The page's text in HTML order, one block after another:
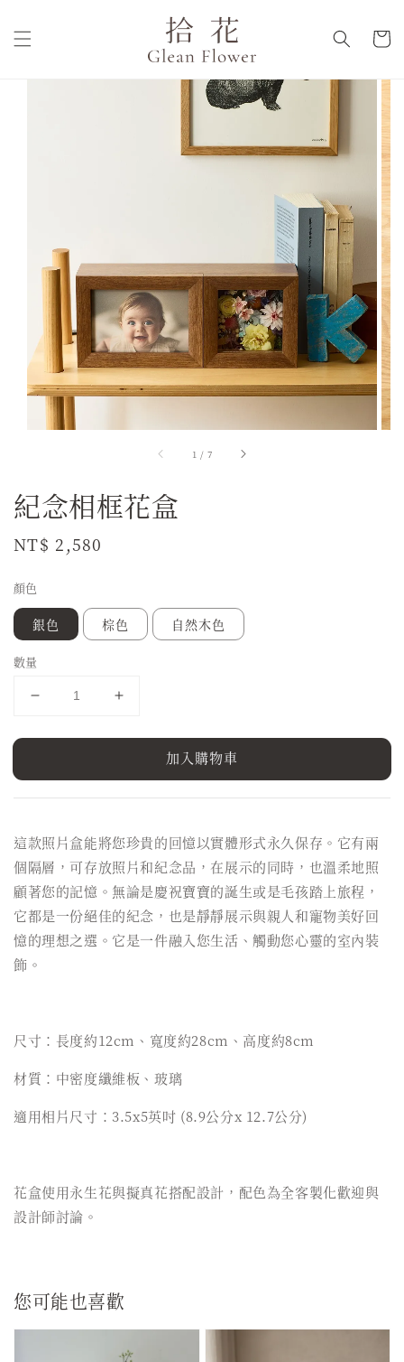
1 / 7
紀念相框花盒
Regular
NT$ 2,580
顏色
銀色 棕色 自然木色
數量
加入購物車
這款照片盒能將您珍貴的回憶以實體形式永久保存。它有兩
個隔層，可存放照片和紀念品，在展示的同時，也溫柔地照
顧著您的記憶。無論是慶祝寶寶的誕生或是毛孩踏上旅程，
它都是一份絕佳的紀念，也是靜靜展示與親人和寵物美好回
憶的理想之選。它是一件融入您生活、觸動您心靈的室內裝
飾。
尺寸：長度約12cm、寬度約28cm、高度約8cm
材質：中密度纖維板、玻璃
適用相片尺寸：3.5x5英吋 (8.9公分x 12.7公分)
花盒使用永生花與擬真花搭配設計，配色為全客製化歡迎與
設計師討論。
您可能也喜歡